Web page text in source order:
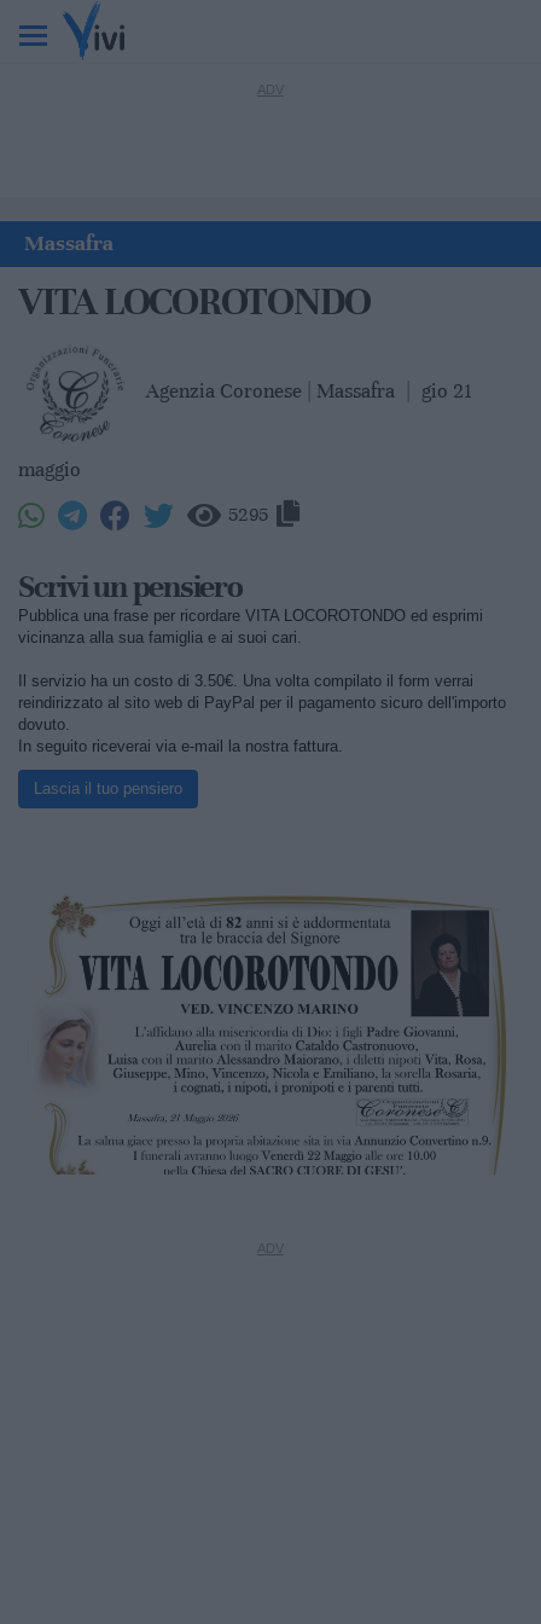
Massafra
VITA LOCOROTONDO
Agenzia Coronese | Massafra gio 21
maggio
5295
Scrivi un pensiero
Pubblica una frase per ricordare VITA LOCOROTONDO ed esprimi
vicinanza alla sua famiglia e ai suoi cari.
Il servizio ha un costo di 3.50€. Una volta compilato il form verrai
reindirizzato al sito web di PayPal per il pagamento sicuro dell'importo
dovuto.
In seguito riceverai via e-mail la nostra fattura.
Lascia il tuo pensiero